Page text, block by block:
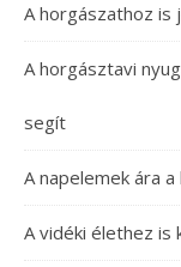
A horgászathoz is
A horgásztavi
segít
A napelemek ára
A vidéki élethez is